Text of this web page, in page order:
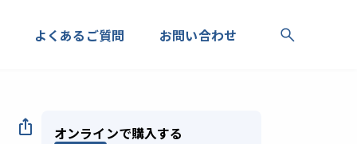
よくあるご質問 お問い合わせ
オンラインで購入する